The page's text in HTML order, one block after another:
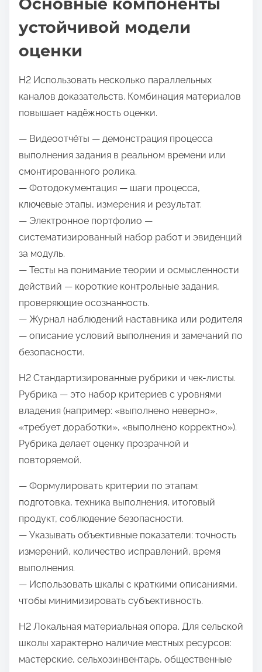
Основные компоненты
устойчивой модели
оценки
H2 Использовать несколько параллельных
каналов доказательств. Комбинация материалов
повышает надёжность оценки.
— Видеоотчёты — демонстрация процесса
выполнения задания в реальном времени или
смонтированного ролика.
— Фотодокументация — шаги процесса,
ключевые этапы, измерения и результат.
— Электронное портфолио —
систематизированный набор работ и эвиденций
за модуль.
— Тесты на понимание теории и осмысленности
действий — короткие контрольные задания,
проверяющие осознанность.
— Журнал наблюдений наставника или родителя
— описание условий выполнения и замечаний по
безопасности.
H2 Стандартизированные рубрики и чек-листы.
Рубрика — это набор критериев с уровнями
владения (например: «выполнено неверно»,
«требует доработки», «выполнено корректно»).
Рубрика делает оценку прозрачной и
повторяемой.
— Формулировать критерии по этапам:
подготовка, техника выполнения, итоговый
продукт, соблюдение безопасности.
— Указывать объективные показатели: точность
измерений, количество исправлений, время
выполнения.
— Использовать шкалы с краткими описаниями,
чтобы минимизировать субъективность.
H2 Локальная материальная опора. Для сельской
школы характерно наличие местных ресурсов:
мастерские, сельхозинвентарь, общественные